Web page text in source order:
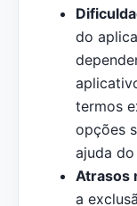
do
termos
opções
ajuda
Atrasos
a